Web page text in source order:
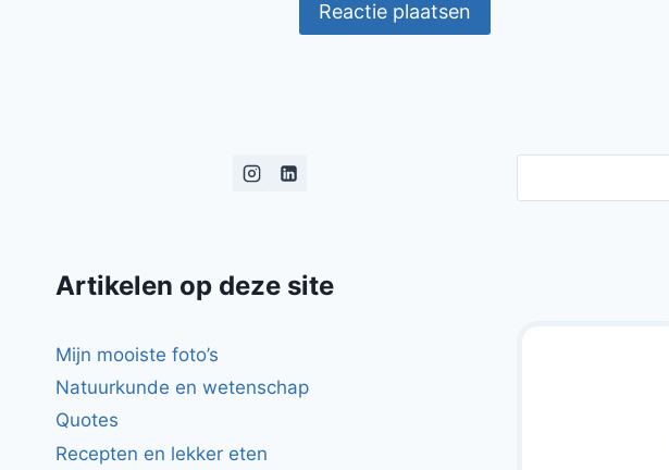
Artikelen op deze site
Mijn mooiste foto’s
Natuurkunde en wetenschap
Quotes
Recepten en lekker eten